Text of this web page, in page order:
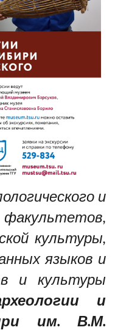
и
культуры,
языков и
и культуры
и
им. В.М.